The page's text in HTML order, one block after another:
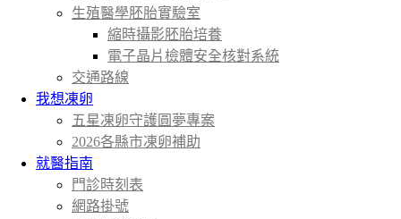
生殖醫學胚胎實驗室
縮時攝影胚胎培養
電子晶片檢體安全核對系統
交通路線
我想凍卵
五星凍卵守護圓夢專案
2026各縣市凍卵補助
就醫指南
門診時刻表
網路掛號